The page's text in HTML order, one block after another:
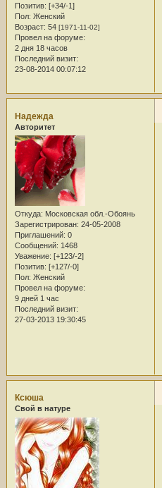
Позитив: [+34/-1]
Пол: Женский
Возраст: 54 [1971-11-02]
Провел на форуме:
2 дня 18 часов
Последний визит:
23-08-2014 00:07:12
Надежда
Авторитет
Откуда: Московская обл.-Обоянь
Зарегистрирован: 24-05-2008
Приглашений: 0
Сообщений: 1468
Уважение: [+123/-2]
Позитив: [+127/-0]
Пол: Женский
Провел на форуме:
9 дней 1 час
Последний визит:
27-03-2013 19:30:45
Ксюша
Свой в натуре